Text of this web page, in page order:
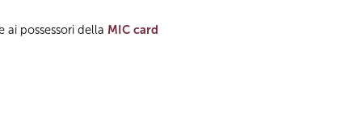
ai possessori della MIC card